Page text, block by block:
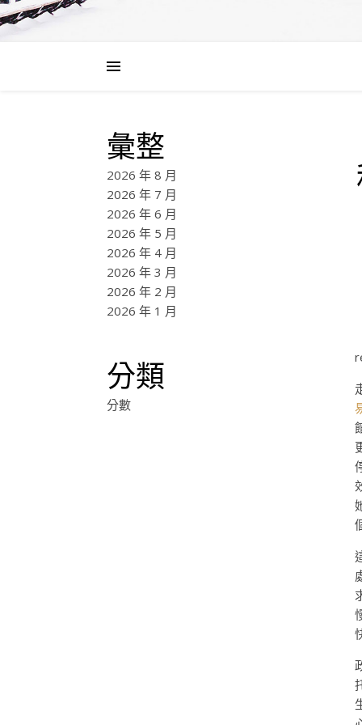
彙整
2026 年 8 月
2026 年 7 月
2026 年 6 月
2026 年 5 月
2026 年 4 月
2026 年 3 月
2026 年 2 月
2026 年 1 月
分類
分數